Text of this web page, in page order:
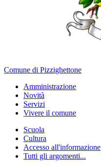
Comune di Pizzighettone
Amministrazione
Novità
Servizi
Vivere il comune
Scuola
Cultura
Accesso all'informazione
Tutti gli argomenti...